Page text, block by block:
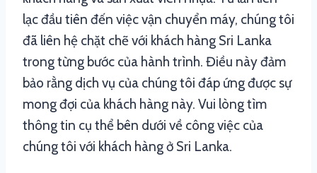
lạc đầu tiên đến việc vận chuyển máy, chúng tôi
đã liên hệ chặt chẽ với khách hàng Sri Lanka
trong từng bước của hành trình. Điều này đảm
bảo rằng dịch vụ của chúng tôi đáp ứng được sự
mong đợi của khách hàng này. Vui lòng tìm
thông tin cụ thể bên dưới về công việc của
chúng tôi với khách hàng ở Sri Lanka.